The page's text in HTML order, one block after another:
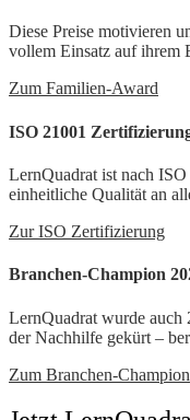
Diese Preise motivieren
vollem Einsatz auf ihrem
Zum Familien-Award
ISO 21001
LernQuadrat ist nach
einheitliche Qualität an
Zur ISO Zertifizierung
Branchen-Champion
LernQuadrat wurde auch
der Nachhilfe gekürt –
Zum Branchen-Champion